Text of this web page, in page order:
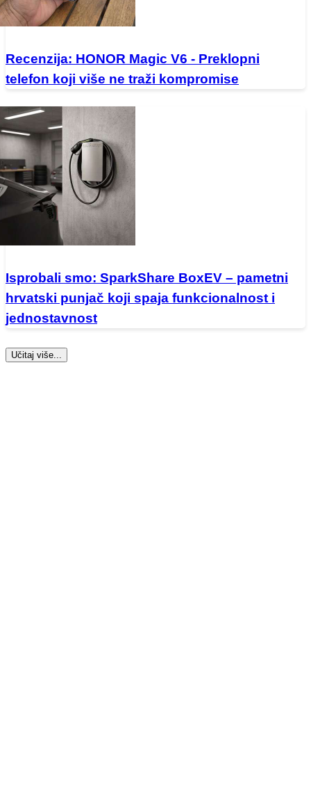
Recenzija: HONOR Magic V6 - Preklopni
telefon koji više ne traži kompromise
Isprobali smo: SparkShare BoxEV – pametni
hrvatski punjač koji spaja funkcionalnost i
jednostavnost
Učitaj više...